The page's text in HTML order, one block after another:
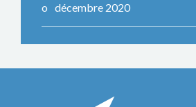
décembre 2020